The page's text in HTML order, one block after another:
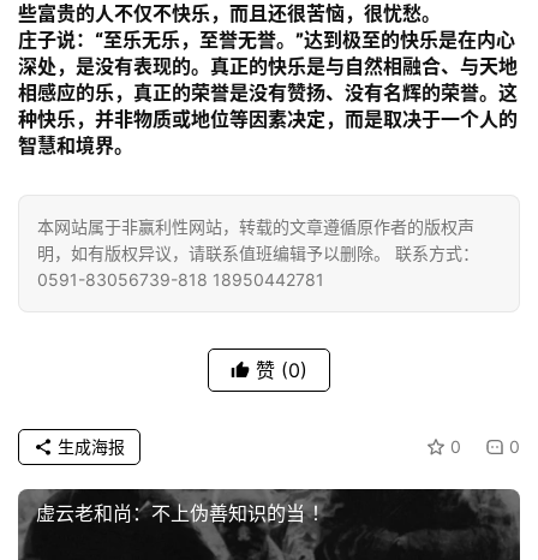
些富贵的人不仅不快乐，而且还很苦恼，很忧愁。
庄子说： “至乐无乐，至誉无誉。”达到极至的快乐是在内心
深处，是没有表现的。真正的快乐是与自然相融合、与天地
相感应的乐，真正的荣誉是没有赞扬、没有名辉的荣誉。这
种快乐，并非物质或地位等因素决定，而是取决于一个人的
智慧和境界。
本网站属于非赢利性网站，转载的文章遵循原作者的版权声
明，如有版权异议，请联系值班编辑予以删除。 联系方式：
0591-83056739-818 18950442781
赞 (0)
0 0
生成海报
虚云老和尚：不上伪善知识的当 ！